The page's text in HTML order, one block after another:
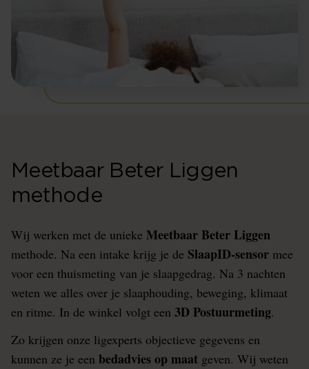
Meetbaar Beter Liggen
methode
Wij werken met de unieke Meetbaar Beter Liggen
methode. Na een intake krijg je de SlaapID-sensor mee
voor een thuismeting van je slaapgedrag. Na 3 nachten
weten we alles over je slaaphouding, beweging, klimaat
en ritme. In de winkel volgt een 3D Postuurmeting.
Zo krijgen onze ligexperts objectieve gegevens en
kunnen ze je een bedadvies op maat geven. Wij weten